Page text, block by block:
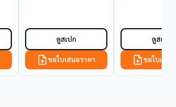
ดูสเปก
ขอใบเสนอราคา
ดูสเปก
ขอใบเสน